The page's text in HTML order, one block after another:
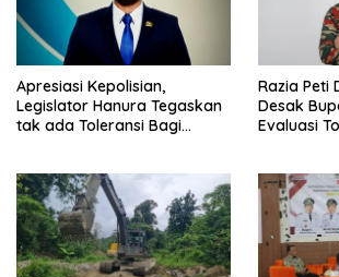
Apresiasi Kepolisian,
Legislator Hanura Tegaskan
tak ada Toleransi Bagi
Razia Peti
Desak
Evaluasi